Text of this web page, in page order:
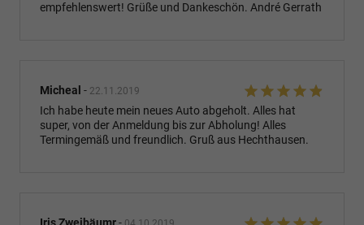
empfehlenswert! Grüße und Dankeschön. André Gerrath
Micheal - 22.11.2019
Ich habe heute mein neues Auto abgeholt. Alles hat
super, von der Anmeldung bis zur Abholung! Alles
Termingemäß und freundlich. Gruß aus Hechthausen.
Iris Zweibäumr-